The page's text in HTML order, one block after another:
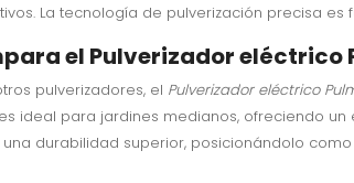
La tecnología de pulverización precisa
el Pulverizador
pulverizadores, el Pulverizador eléctrico
ideal para jardines medianos, ofreciendo
durabilidad superior, posicionándolo